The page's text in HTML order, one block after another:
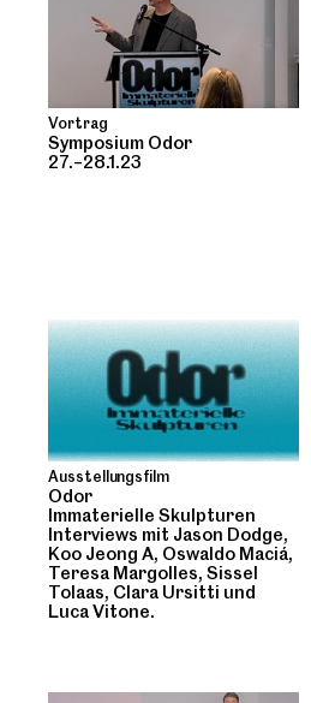
Vortrag
Symposium Odor
27.–28.1.23
Ausstellungsfilm
Odor
Immaterielle Skulpturen
Interviews mit Jason Dodge,
Koo Jeong A, Oswaldo Maciá,
Teresa Margolles, Sissel
Tolaas, Clara Ursitti und
Luca Vitone.